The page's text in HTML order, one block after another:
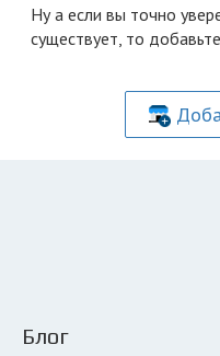
Ну а если вы точно
существует, то
Блог